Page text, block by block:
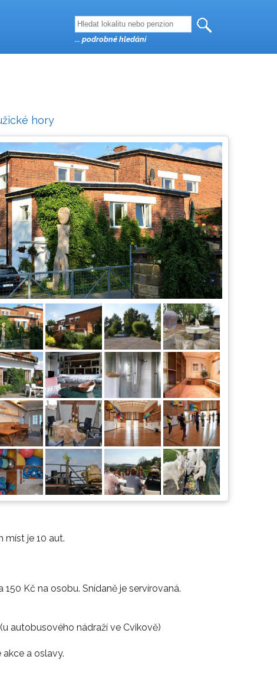
hory
míst je 10 aut.
Kč na osobu. Snídaně je servírovaná.
autobusového nádraží ve Cvikově)
a oslavy.
... podrobné hledání